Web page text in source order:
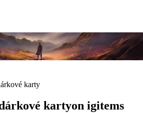
karty
kartyon igitems